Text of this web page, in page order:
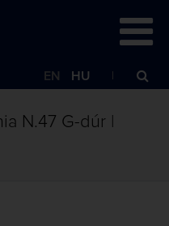
EN HU
N.47 G-dúr |